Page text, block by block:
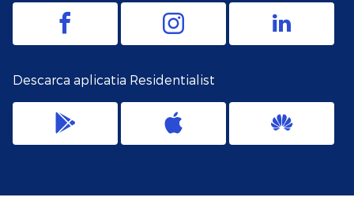
Descarca aplicatia Residentialist